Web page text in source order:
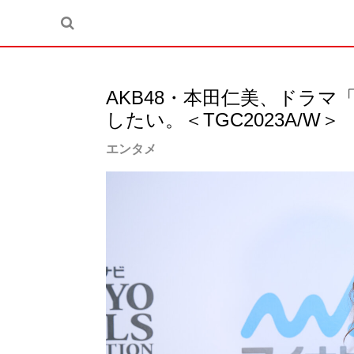
AKB48・本田仁美、ドラマ
したい。＜TGC2023A/W＞
エンタメ